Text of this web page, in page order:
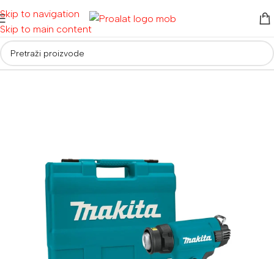
Skip to navigation
Skip to main content
Početna/ Akumulatorski alati